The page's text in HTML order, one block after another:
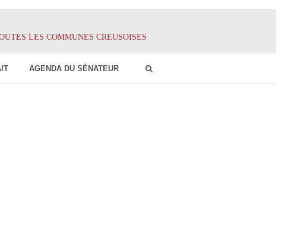
LES COMMUNES CREUSOISES
AGENDA DU SÉNATEUR